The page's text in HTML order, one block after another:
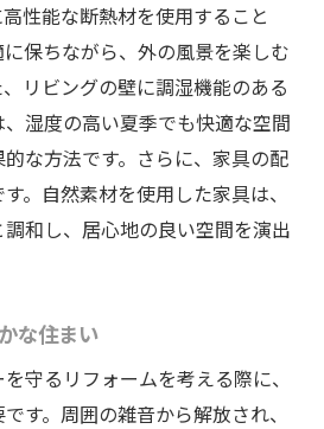
性能な断熱材を使用すること
保ちながら、外の風景を楽しむ
リビングの壁に調湿機能のある
湿度の高い夏季でも快適な空間
な方法です。さらに、家具の配
。自然素材を使用した家具は、
和し、居心地の良い空間を演出
な住まい
守るリフォームを考える際に、
す。周囲の雑音から解放され、